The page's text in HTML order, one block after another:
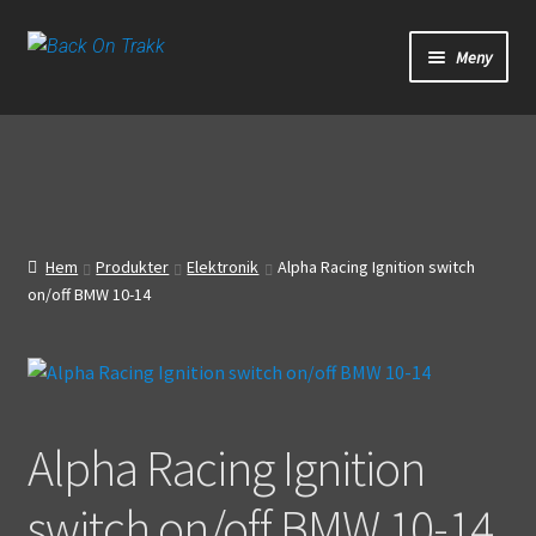
Hoppa
Hoppa
Meny
Start
Bilder
Video
Mitt konto
Hem Produkter Elektronik
Alpha Racing Ignition switch
on/off BMW 10-14
Alpha Racing Ignition